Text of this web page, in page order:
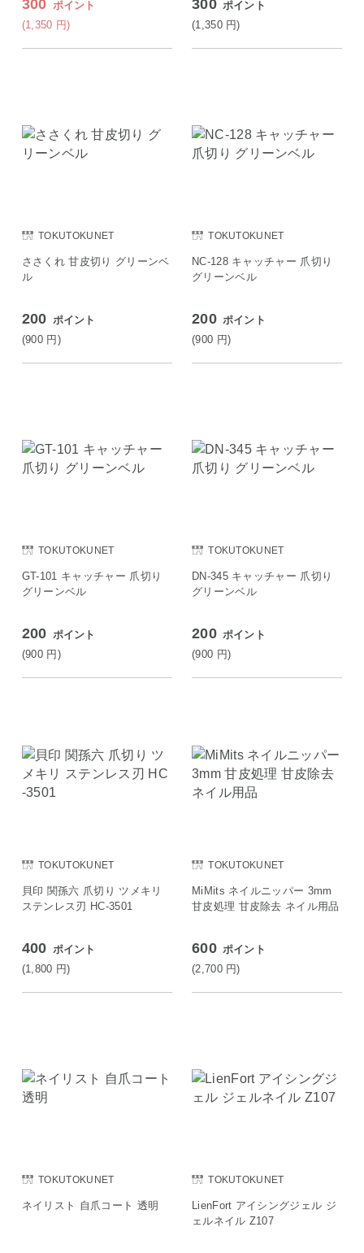
300 ポイント
(1,350 円)
300 ポイント
(1,350 円)
TOKUTOKUNET
ささくれ 甘皮切り グリーンベ
ル
200 ポイント
(900 円)
TOKUTOKUNET
NC-128 キャッチャー 爪切り
グリーンベル
200 ポイント
(900 円)
TOKUTOKUNET
GT-101 キャッチャー 爪切り
グリーンベル
200 ポイント
(900 円)
TOKUTOKUNET
DN-345 キャッチャー 爪切り
グリーンベル
200 ポイント
(900 円)
TOKUTOKUNET
貝印 関孫六 爪切り ツメキリ
ステンレス刃 HC-3501
400 ポイント
(1,800 円)
TOKUTOKUNET
MiMits ネイルニッパー 3mm
甘皮処理 甘皮除去 ネイル用品
600 ポイント
(2,700 円)
TOKUTOKUNET
ネイリスト 自爪コート 透明
TOKUTOKUNET
LienFort アイシングジェル ジ
ェルネイル Z107